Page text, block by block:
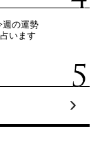
週の運勢
います